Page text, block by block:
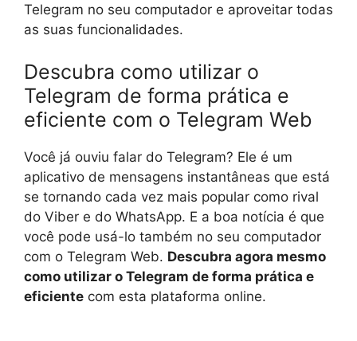
Telegram no seu computador e aproveitar todas
as suas funcionalidades.
Descubra como utilizar o
Telegram de forma prática e
eficiente com o Telegram Web
Você já ouviu falar do Telegram? Ele é um
aplicativo de mensagens instantâneas que está
se tornando cada vez mais popular como rival
do Viber e do WhatsApp. E a boa notícia é que
você pode usá-lo também no seu computador
com o Telegram Web. Descubra agora mesmo
como utilizar o Telegram de forma prática e
eficiente com esta plataforma online.